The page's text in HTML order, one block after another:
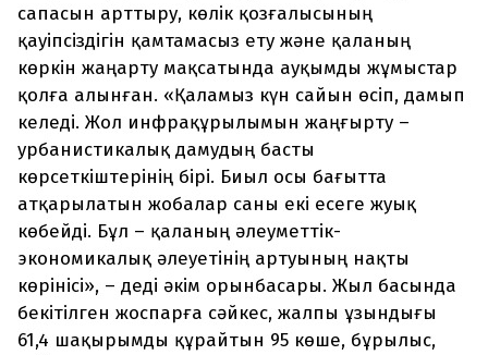
сапасын арттыру, көлік қозғалысының
қауіпсіздігін қамтамасыз ету және қаланың
көркін жаңарту мақсатында ауқымды жұмыстар
қолға алынған. «Қаламыз күн сайын өсіп, дамып
келеді. Жол инфрақұрылымын жаңғырту –
урбанистикалық дамудың басты
көрсеткіштерінің бірі. Биыл осы бағытта
атқарылатын жобалар саны екі есеге жуық
көбейді. Бұл – қаланың әлеуметтік-
экономикалық әлеуетінің артуының нақты
көрінісі», – деді әкім орынбасары. Жыл басында
бекітілген жоспарға сәйкес, жалпы ұзындығы
61,4 шақырымды құрайтын 95 көше, бұрылыс,